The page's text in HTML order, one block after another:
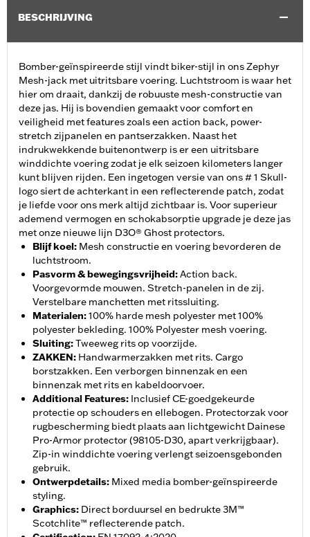
BESCHRIJVING
Bomber-geïnspireerde stijl vindt biker-stijl in ons Zephyr
Mesh-jack met uitritsbare voering. Luchtstroom is waar het
hier om draait, dankzij de robuuste mesh-constructie van
deze jas. Hij is bovendien gemaakt voor comfort en
veiligheid met features zoals een action back, power-
stretch zijpanelen en pantserzakken. Naast het
indrukwekkende buitenontwerp is er een uitritsbare
winddichte voering zodat je elk seizoen kilometers langer
kunt blijven rijden. Een ingetogen versie van ons # 1 Skull-
logo siert de achterkant in een reflecterende patch, zodat
je liefde voor ons merk altijd zichtbaar is. Voor superieur
ademend vermogen en schokabsorptie upgrade je deze jas
met onze nieuwe lijn D3O® Ghost protectors.
Blijf koel: Mesh constructie en voering bevorderen de
luchtstroom.
Pasvorm & bewegingsvrijheid:Action back.
Voorgevormde mouwen. Stretch-panelen in de zij.
Verstelbare manchetten met ritssluiting.
Materialen:100% harde mesh polyester met 100%
polyester bekleding. 100% Polyester mesh voering.
Sluiting:Tweeweg rits op voorzijde.
ZAKKEN: Handwarmerzakken met rits. Cargo
borstzakken. Een verborgen binnenzak en een
binnenzak met rits en kabeldoorvoer.
Additional Features: Inclusief CE-goedgekeurde
protectie op schouders en ellebogen. Protectorzak voor
rugbescherming biedt plaats aan lichtgewicht Dainese
Pro-Armor protector (98105-D30, apart verkrijgbaar).
Zip-in winddichte voering verlengt seizoensgebonden
gebruik.
Ontwerpdetails: Mixed media bomber-geïnspireerde
styling.
Graphics: Direct borduursel en bedrukte 3M™
Scotchlite™ reflecterende patch.